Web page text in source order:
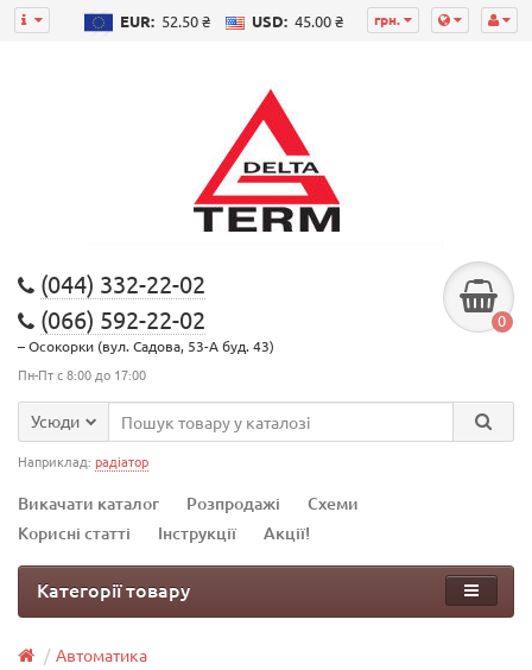
грн.
EUR: 52.50 ₴ USD: 45.00 ₴
(044) 332-22-02
(066) 592-22-02
– Осокорки (вул. Садова, 53-А буд. 43)
Пн-Пт с 8:00 до 17:00
0
Усюди
Наприклад: радіатор
Викачати каталог Розпродажі
Схеми
Корисні статті
Інструкції Акції!
Категорії товару
Автоматика